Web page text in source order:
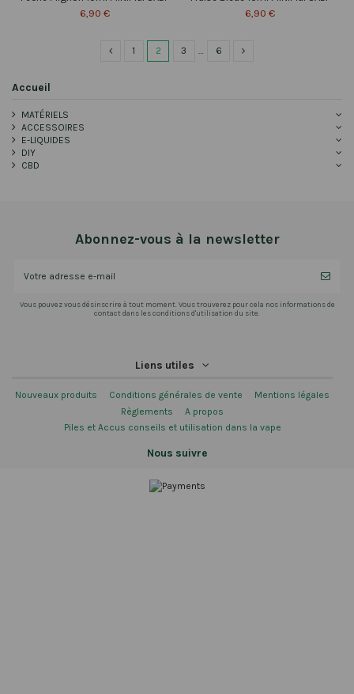
6,90 €
6,90 €
1 2 3 … 6
Accueil
MATÉRIELS
ACCESSOIRES
E-LIQUIDES
DIY
CBD
Abonnez-vous à la newsletter
Vous pouvez vous désinscrire à tout moment. Vous trouverez pour cela nos informations de
contact dans les conditions d'utilisation du site.
Liens utiles
Nouveaux produits Conditions générales de vente
Mentions légales
Règlements
A propos
Piles et Accus conseils et utilisation dans la vape
Nous suivre